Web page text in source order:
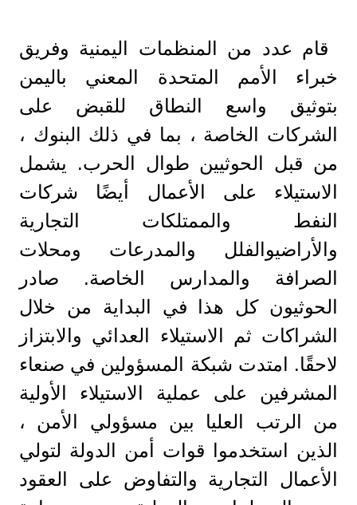
قام عدد من المنظمات اليمنية وفريق
خبراء الأمم المتحدة المعني باليمن
بتوثيق واسع النطاق للقبض على
الشركات الخاصة ، بما في ذلك البنوك ،
من قبل الحوثيين طوال الحرب. يشمل
الاستيلاء على الأعمال أيضًا شركات
النفط والممتلكات التجارية
والأراضيوالفلل والمدرعات ومحلات
الصرافة والمدارس الخاصة. صادر
الحوثيون كل هذا في البداية من خلال
الشراكات ثم الاستيلاء العدائي والابتزاز
لاحقًا. امتدت شبكة المسؤولين في صنعاء
المشرفين على عملية الاستيلاء الأولية
من الرتب العليا بين مسؤولي الأمن ،
الذين استخدموا قوات أمن الدولة لتولي
الأعمال التجارية والتفاوض على العقود